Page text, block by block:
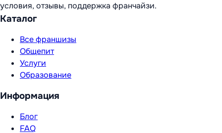
условия, отзывы, поддержка франчайзи.
Каталог
Все франшизы
Общепит
Услуги
Образование
Информация
Блог
FAQ